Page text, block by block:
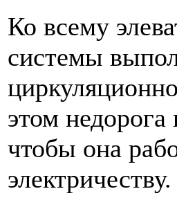
Ко всему
системы
этом
чтобы она
электричеству.